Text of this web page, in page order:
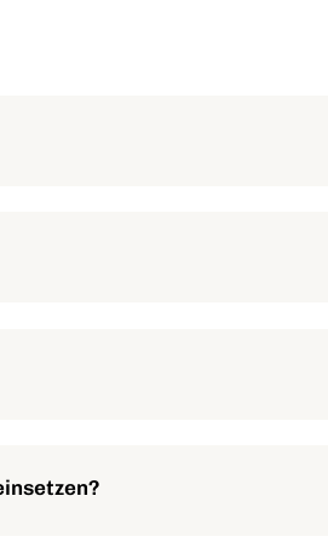
verwendet werden.